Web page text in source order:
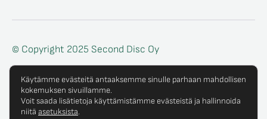
© Copyright 2025 Second Disc Oy
Tietosuojaseloste
Tilaus- ja toimitusehdot
Käytämme evästeitä antaaksemme sinulle parhaan mahdollisen
kokemuksen sivuillamme.
Voit saada lisätietoja käyttämistämme evästeistä ja hallinnoida
niitä asetuksista.